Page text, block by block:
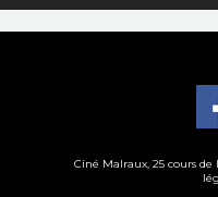
Ciné Malraux, 25 cours de